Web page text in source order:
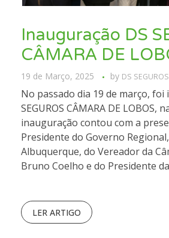
Inauguração DS
CÂMARA DE
19 de Março, 2025 by DS SEGUROS
No passado dia 19 de março, foi
SEGUROS CÂMARA DE LOBOS,
inauguração contou com a
Presidente do Governo
Albuquerque, do Vereador da
Bruno Coelho e do Presidente
LER ARTIGO